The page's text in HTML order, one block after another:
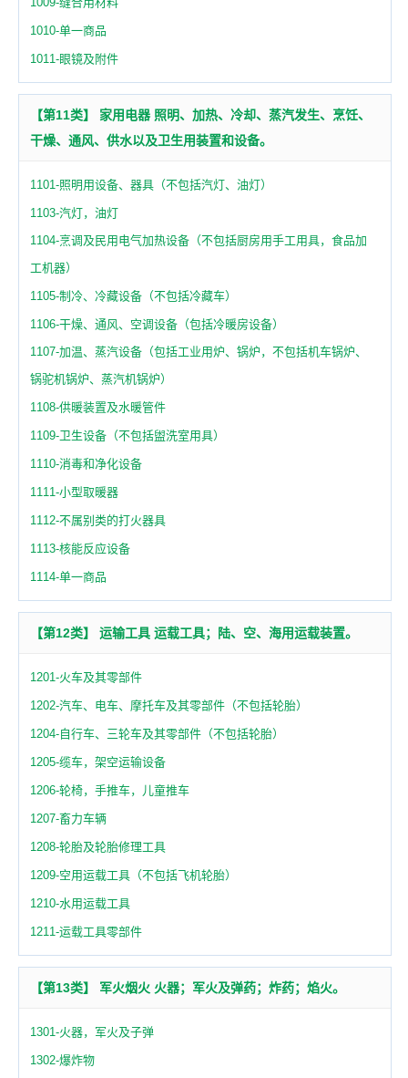
1010-单一商品
1011-眼镜及附件
【第11类】 家用电器 照明、加热、冷却、蒸汽发生、烹饪、
干燥、通风、供水以及卫生用装置和设备。
1101-照明用设备、器具（不包括汽灯、油灯）
1103-汽灯，油灯
1104-烹调及民用电气加热设备（不包括厨房用手工用具，食品加
工机器）
1105-制冷、冷藏设备（不包括冷藏车）
1106-干燥、通风、空调设备（包括冷暖房设备）
1107-加温、蒸汽设备（包括工业用炉、锅炉，不包括机车锅炉、
锅驼机锅炉、蒸汽机锅炉）
1108-供暖装置及水暖管件
1109-卫生设备（不包括盥洗室用具）
1110-消毒和净化设备
1111-小型取暖器
1112-不属别类的打火器具
1113-核能反应设备
1114-单一商品
【第12类】 运输工具 运载工具；陆、空、海用运载装置。
1201-火车及其零部件
1202-汽车、电车、摩托车及其零部件（不包括轮胎）
1204-自行车、三轮车及其零部件（不包括轮胎）
1205-缆车，架空运输设备
1206-轮椅，手推车，儿童推车
1207-畜力车辆
1208-轮胎及轮胎修理工具
1209-空用运载工具（不包括飞机轮胎）
1210-水用运载工具
1211-运载工具零部件
【第13类】 军火烟火 火器；军火及弹药；炸药；焰火。
1301-火器，军火及子弹
1302-爆炸物